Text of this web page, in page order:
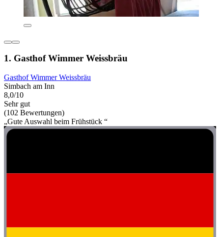
1. Gasthof Wimmer Weissbräu
Gasthof Wimmer Weissbräu
Simbach am Inn
8,0/10
Sehr gut
(102 Bewertungen)
„Gute Auswahl beim Frühstück “